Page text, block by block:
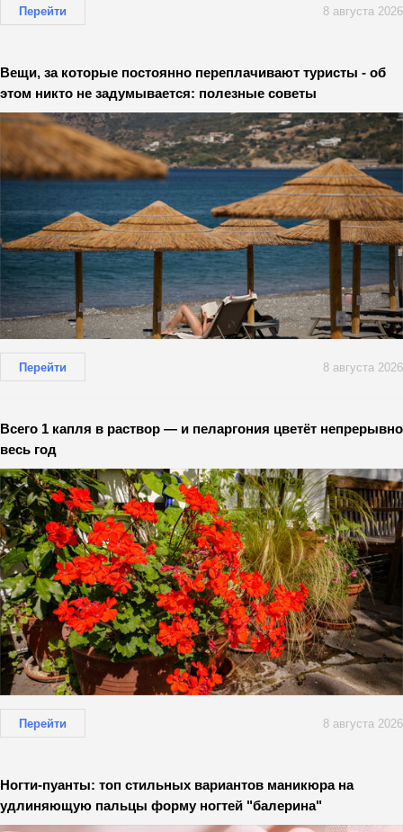
Перейти 8 августа 2026
Вещи, за которые постоянно переплачивают туристы - об
этом никто не задумывается: полезные советы
Перейти 8 августа 2026
Всего 1 капля в раствор — и пеларгония цветёт непрерывно
весь год
Перейти 8 августа 2026
Ногти-пуанты: топ стильных вариантов маникюра на
удлиняющую пальцы форму ногтей "балерина"